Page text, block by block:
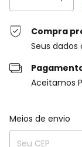
Compra
Seus
Aceitamos
Entregas para o CEP:
Meios de envio